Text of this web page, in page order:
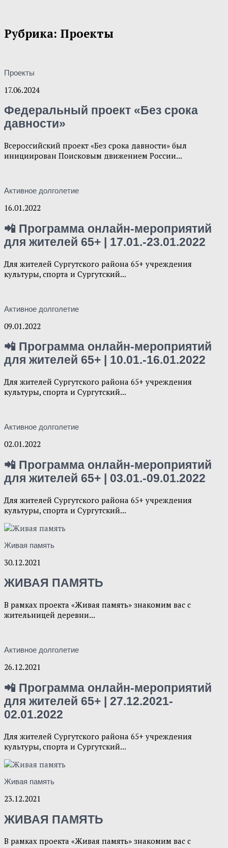
Рубрика: Проекты
Проекты
17.06.2024
Федеральный проект «Без срока
давности»
Всероссийский проект «Без срока давности» был
инициирован Поисковым движением России...
Активное долголетие
16.01.2022
📲 Программа онлайн-мероприятий
для жителей 65+ | 17.01.-23.01.2022
Для жителей Сургутского района 65+ учреждения
культуры, спорта и Сургутский...
Активное долголетие
09.01.2022
📲 Программа онлайн-мероприятий
для жителей 65+ | 10.01.-16.01.2022
Для жителей Сургутского района 65+ учреждения
культуры, спорта и Сургутский...
Активное долголетие
02.01.2022
📲 Программа онлайн-мероприятий
для жителей 65+ | 03.01.-09.01.2022
Для жителей Сургутского района 65+ учреждения
культуры, спорта и Сургутский...
Живая память
30.12.2021
ЖИВАЯ ПАМЯТЬ
В рамках проекта «Живая память» знакомим вас с
жительницей деревни...
Активное долголетие
26.12.2021
📲 Программа онлайн-мероприятий
для жителей 65+ | 27.12.2021-
02.01.2022
Для жителей Сургутского района 65+ учреждения
культуры, спорта и Сургутский...
Живая память
23.12.2021
ЖИВАЯ ПАМЯТЬ
В рамках проекта «Живая память» знакомим вас с